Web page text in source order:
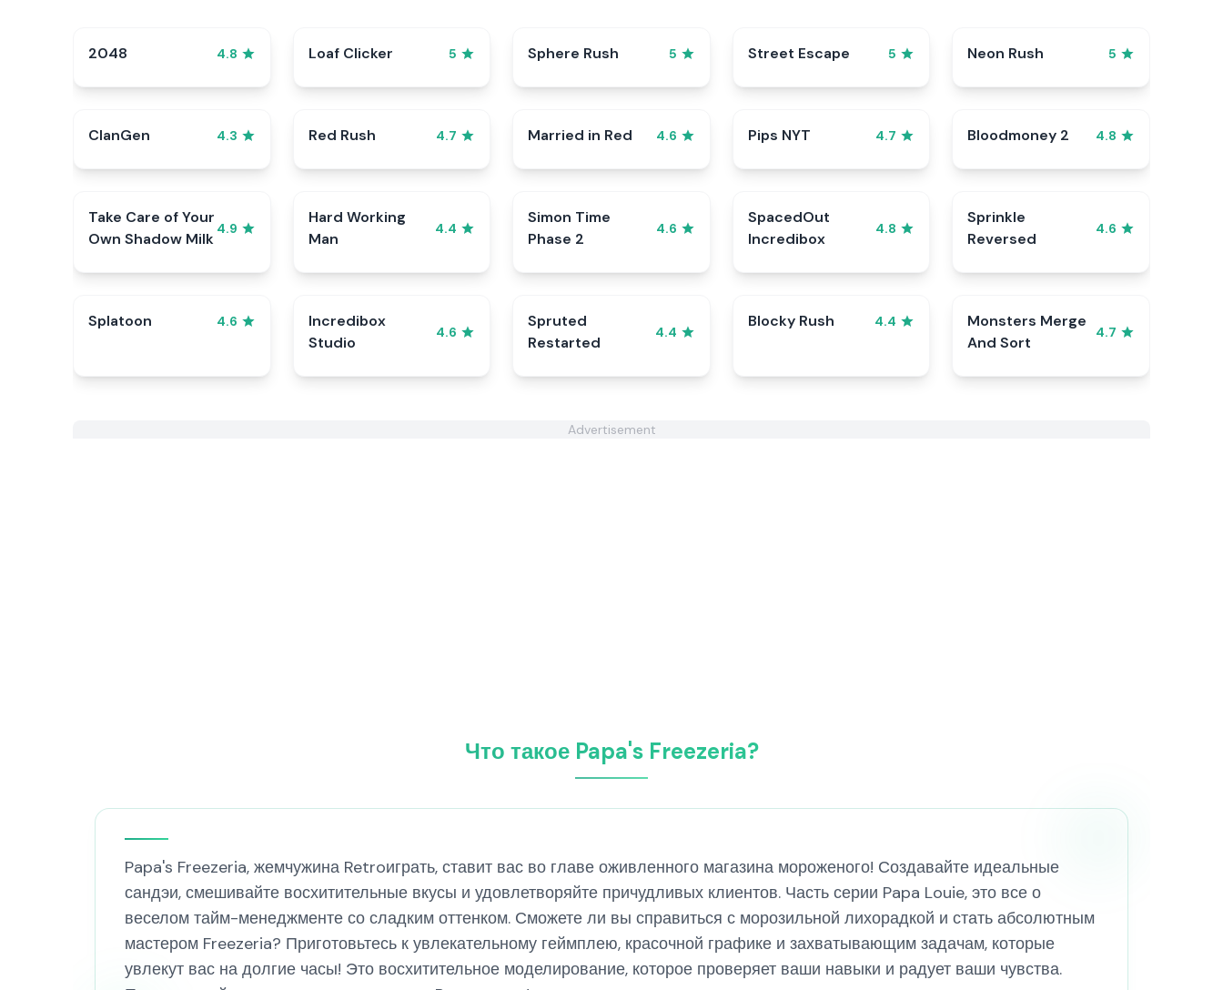
2048 4.8 Loaf Clicker 5 Sphere Rush 5 Street Escape 5 Neon Rush 5
ClanGen 4.3 Red Rush 4.7 Married in Red 4.6 Pips NYT 4.7 Bloodmoney 2 4.8
Take Care of Your
Own Shadow Milk
4.9
Hard Working
Man
4.4
Simon Time
Phase 2
4.6
SpacedOut
Incredibox
4.8
Sprinkle
Reversed
4.6
Splatoon 4.6
Incredibox
Studio
4.6
Spruted
Restarted
4.4
Blocky Rush 4.4
Monsters Merge
And Sort
4.7
Advertisement
Что такое Papa's Freezeria?
Papa's Freezeria, жемчужина Retroиграть, ставит вас во главе оживленного магазина мороженого! Создавайте идеальные
сандэи, смешивайте восхитительные вкусы и удовлетворяйте причудливых клиентов. Часть серии Papa Louie, это все о
веселом тайм-менеджменте со сладким оттенком. Сможете ли вы справиться с морозильной лихорадкой и стать абсолютным
мастером Freezeria? Приготовьтесь к увлекательному геймплею, красочной графике и захватывающим задачам, которые
увлекут вас на долгие часы! Это восхитительное моделирование, которое проверяет ваши навыки и радует ваши чувства.